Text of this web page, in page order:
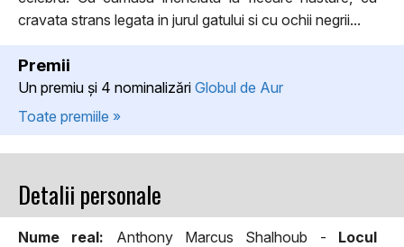
cravata strans legata in jurul gatului si cu ochii negrii...
Premii
Un premiu şi 4 nominalizări Globul de Aur
Toate premiile »
Detalii personale
Nume real: Anthony Marcus Shalhoub - Locul